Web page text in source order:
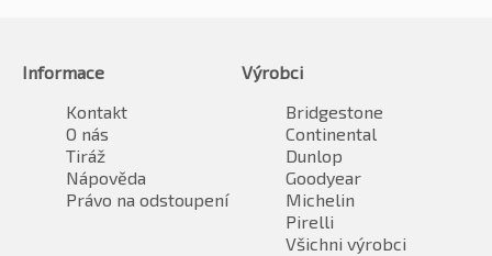
Informace
Kontakt
O nás
Tiráž
Nápověda
Právo na odstoupení
Výrobci
Bridgestone
Continental
Dunlop
Goodyear
Michelin
Pirelli
Všichni výrobci